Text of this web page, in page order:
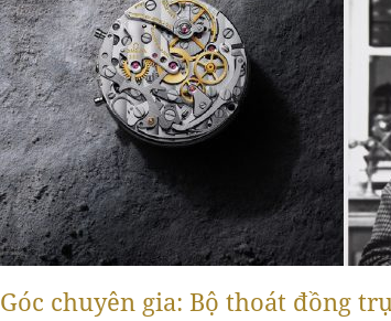
Góc chuyên gia: Bộ thoát đồng